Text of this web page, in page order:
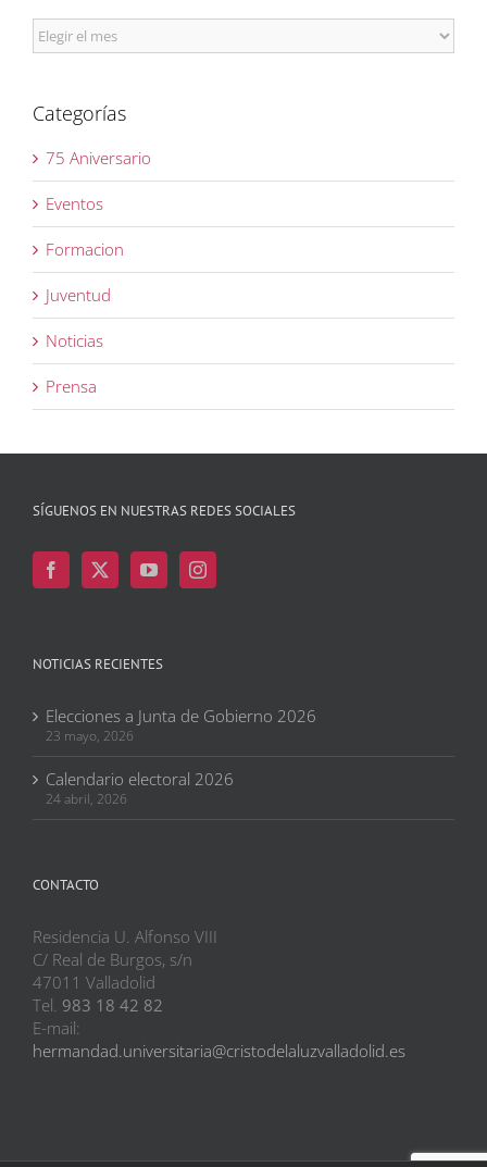
Archivos
Categorías
75 Aniversario
Eventos
Formacion
Juventud
Noticias
Prensa
SÍGUENOS EN NUESTRAS REDES SOCIALES
NOTICIAS RECIENTES
Elecciones a Junta de Gobierno 2026
23 mayo, 2026
Calendario electoral 2026
24 abril, 2026
CONTACTO
Residencia U. Alfonso VIII
C/ Real de Burgos, s/n
47011 Valladolid
Tel. 983 18 42 82
E-mail:
hermandad.universitaria@cristodelaluzvalladolid.es